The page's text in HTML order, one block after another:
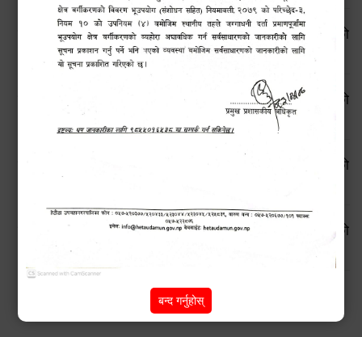
सूचनाको हक सम्बन्धी ऐन, २०६४ बमोजिमको स्वतः प्रकाशन गरिएको
आ.व. २०८१।८२ को दोस्रो त्रैमासिक प्रतिवेदन
सूचनाको हक सम्बन्धी ऐन, २०६४ बमोजिमको स्वतः प्रकाशन गरिएको
आ.व. २०८१।८२ को प्रथम त्रैमासिक प्रतिवेदन
सूचनाको हक सम्बन्धी ऐन, २०६४ बमोजिमको स्वतः प्रकाशन गरिएको
सूचनाको हक सम्बन्धी ऐन, २०६४ बमोजिमको स्वतः प्रकाशन गरिएको
आ.व. २०८०।८१ को तेस्रो त्रैमासिक प्रतिवेदन
next ›
बन्द गर्नुहोस्